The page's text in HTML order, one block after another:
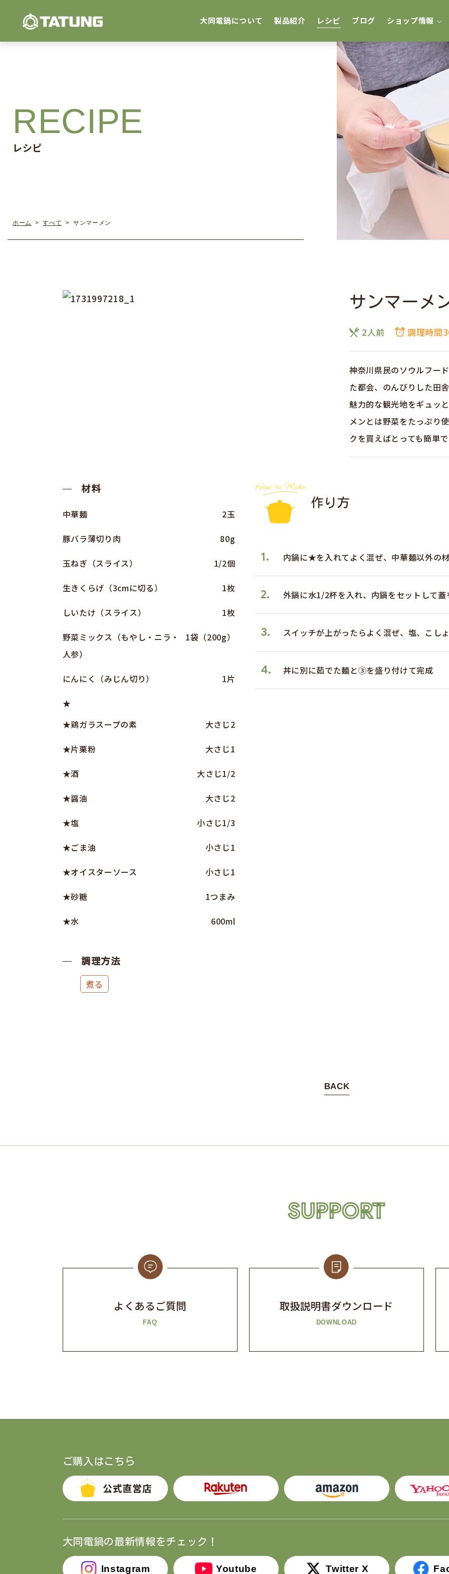
大同電鍋について 製品紹介 レシピ ブログ ショップ情報
RECIPE
レシピ
ホーム >すべて > サンマーメン
サンマーメ
2人前 調理時間
神奈川県民のソウルフー
た都会、のんびりした田
魅力的な観光地をギュッ
メンとは野菜をたっぷり
クを買えばとっても簡単で
材料
中華麺 2玉
豚バラ薄切り肉 80g
玉ねぎ（スライス） 1/2個
生きくらげ（3cmに切る） 1枚
しいたけ（スライス） 1枚
野菜ミックス（もやし・ニラ・
人参）
1袋（200g）
にんにく（みじん切り） 1片
★
★鶏ガラスープの素
大さじ2
★片栗粉 大さじ1
★酒 大さじ1/2
★醤油 大さじ2
★塩 小さじ1/3
★ごま油 小さじ1
★オイスターソース 小さじ1
★砂糖 1つまみ
★水 600ml
調理方法
煮る
作り方
1. 内鍋に★を入れてよく混ぜ、中華麺以外の
2. 外鍋に水1/2杯を入れ、内鍋をセットして
3. スイッチが上がったらよく混ぜ、塩、こし
4. 丼に別に茹でた麺と③を盛り付けて完成
BACK
SUPPORT
よくあるご質問
FAQ
取扱説明書ダウンロード
DOWNLOAD
ご購入はこちら
大同電鍋の最新情報をチェック！
Instagram Youtube Twitter X